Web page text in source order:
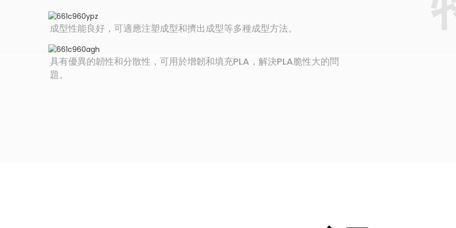
成型性能良好，可適應注塑成型和擠出成型等多種成型方法。
具有優異的韌性和分散性，可用於增韌和填充PLA，解決PLA脆性大的問
題。